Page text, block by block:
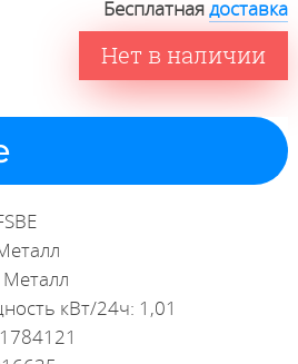
Бесплатнаядоставка
Нет в наличии
кВт/24ч: 1,01